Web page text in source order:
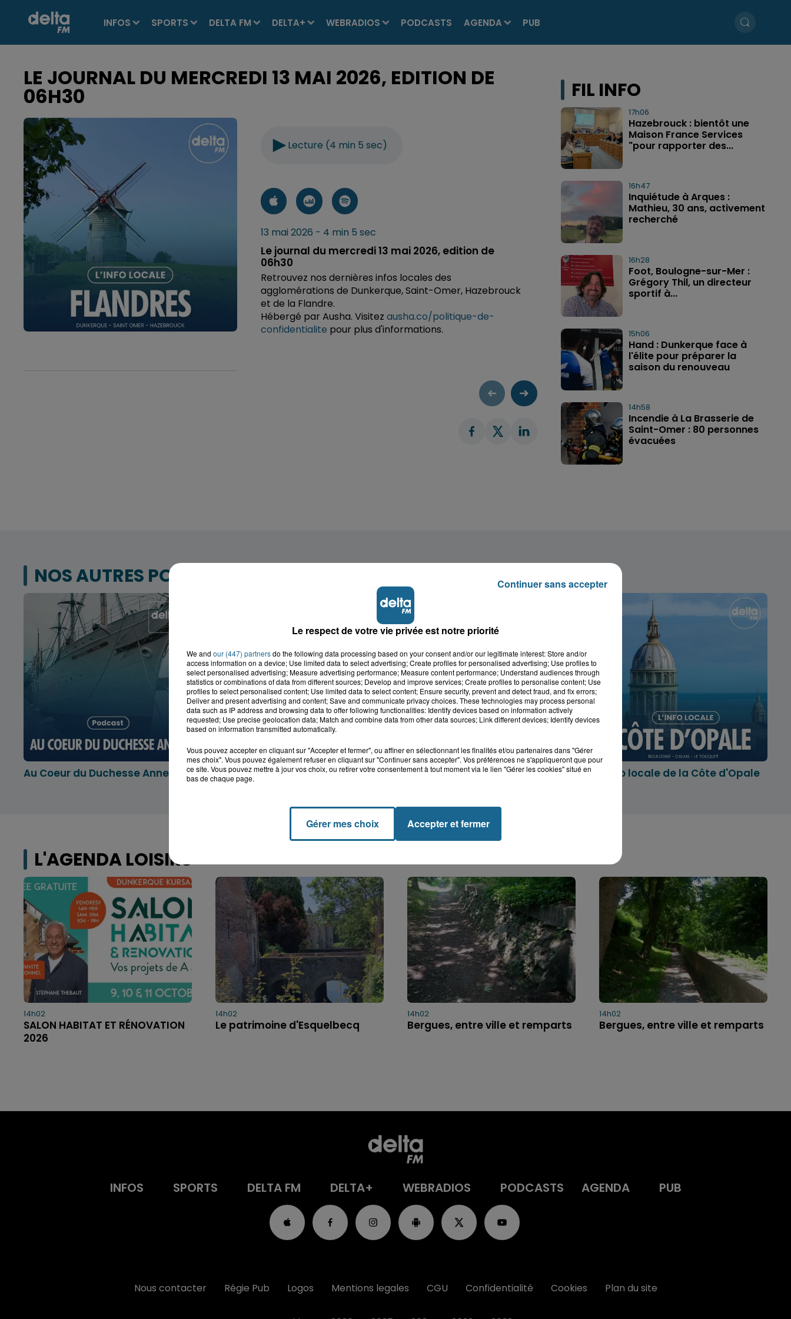
INFOS SPORTS DELTA FM DELTA+ WEBRADIOS PODCASTS AGENDA PUB
LE JOURNAL DU MERCREDI 13 MAI 2026, EDITION DE
06H30
Lecture (4 min 5 sec)
13 mai 2026 - 4 min 5 sec
Le journal du mercredi 13 mai 2026, edition de
06h30
Retrouvez nos dernières infos locales des
agglomérations de Dunkerque, Saint-Omer, Hazebrouck
et de la Flandre.
Hébergé par Ausha. Visitez ausha.co/politique-de-
confidentialite pour plus d'informations.
FIL INFO
17h06
Hazebrouck : bientôt une
Maison France Services
"pour rapporter des...
16h47
Inquiétude à Arques :
Mathieu, 30 ans, activement
recherché
16h28
Foot, Boulogne-sur-Mer :
Grégory Thil, un directeur
sportif à...
15h06
Hand : Dunkerque face à
l'élite pour préparer la
saison du renouveau
14h58
Incendie à La Brasserie de
Saint-Omer : 80 personnes
évacuées
NOS AUTRES PODCASTS
Au Coeur du Duchesse Anne
L'info locale dans le
Dunkerquois
L'info locale de l'Audomarois L'info locale de la Côte d'Opale
L'AGENDA LOISIRS
14h02
SALON HABITAT ET RÉNOVATION
2026
14h02
Le patrimoine d'Esquelbecq
14h02
Bergues, entre ville et remparts
14h02
Bergues, entre ville et remparts
INFOS SPORTS DELTA FM DELTA+ WEBRADIOS PODCASTS AGENDA PUB
Nous contacter Régie Pub Logos Mentions legales CGU Confidentialité Cookies Plan du site
Le respect de votre vie privée est notre priorité
We and our (447) partnersdo the following data processing based on your consent and/or our legitimate interest: Store and/or
access information on a device; Use limited data to select advertising; Create profiles for personalised advertising; Use profiles to
select personalised advertising; Measure advertising performance; Measure content performance; Understand audiences through
statistics or combinations of data from different sources; Develop and improve services; Create profiles to personalise content; Use
profiles to select personalised content; Use limited data to select content; Ensure security, prevent and detect fraud, and fix errors;
Deliver and present advertising and content; Save and communicate privacy choices. These technologies may process personal
data such as IP address and browsing data to offer following functionalities: Identify devices based on information actively
requested; Use precise geolocation data; Match and combine data from other data sources; Link different devices; Identify devices
based on information transmitted automatically.
Vous pouvez accepter en cliquant sur "Accepter et fermer", ou affiner en sélectionnant les finalités et/ou partenaires dans "Gérer
mes choix". Vous pouvez également refuser en cliquant sur "Continuer sans accepter". Vos préférences ne s'appliqueront que pour
ce site. Vous pouvez mettre à jour vos choix, ou retirer votre consentement à tout moment via le lien "Gérer les cookies" situé en
bas de chaque page.
Gérer mes choix Accepter et fermer
Continuer sans accepter